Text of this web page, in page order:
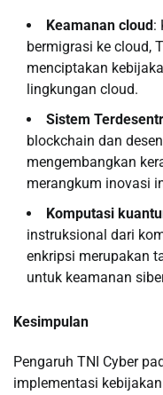
Keamanan cloud:
bermigrasi ke cloud,
menciptakan
lingkungan cloud.
Sistem
blockchain dan
mengembangkan
merangkum inovasi
Komputasi
instruksional dari
enkripsi merupakan
untuk keamanan
Kesimpulan
Pengaruh TNI Cyber
implementasi